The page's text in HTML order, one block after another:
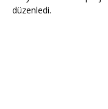
düzenledi.